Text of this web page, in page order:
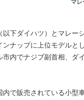
マレ
以下ダイハツ）とマレー
ンナップに上位モデルと
内でナジブ副首相、ダ
内で販売されている小